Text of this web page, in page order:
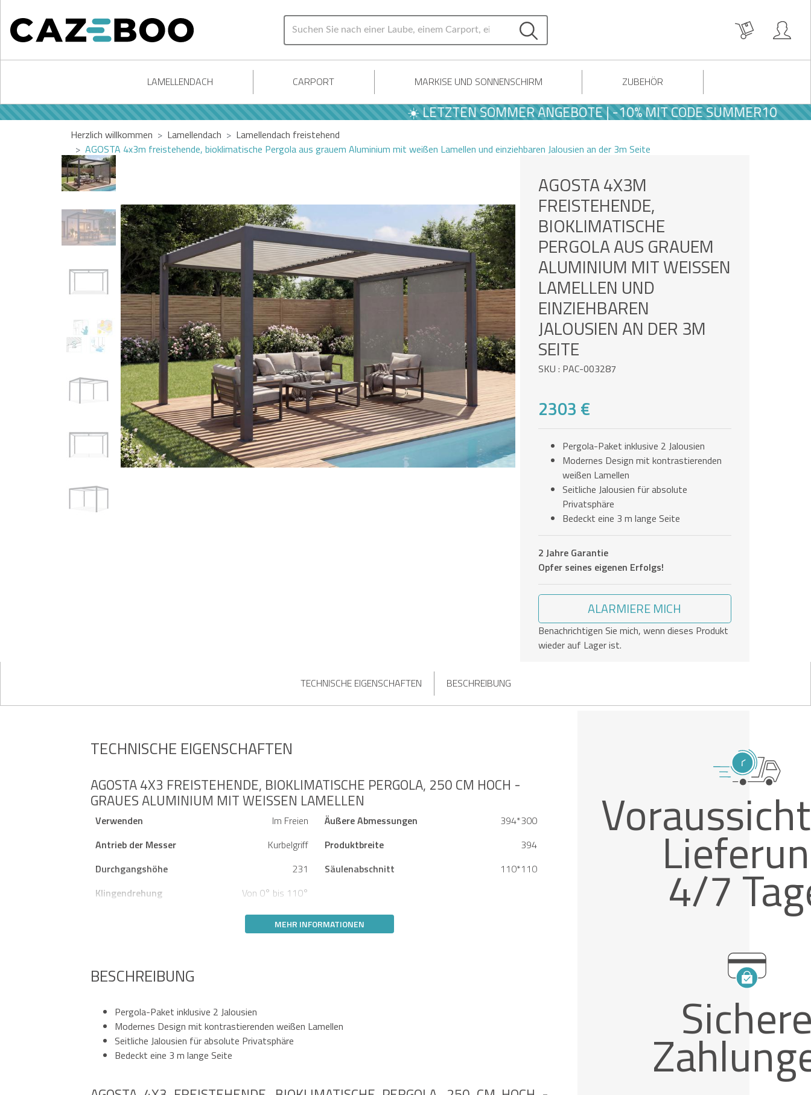
LAMELLENDACH CARPORT MARKISE UND SONNENSCHIRM ZUBEHÖR
☀️ LETZTEN SOMMER ANGEBOTE | -10% MIT CODE SUMMER10
Herzlich willkommen Lamellendach
Lamellendach freistehend
AGOSTA 4x3m freistehende, bioklimatische Pergola aus grauem Aluminium mit weißen Lamellen und einziehbaren Jalousien an der 3m Seite
AGOSTA 4X3M
FREISTEHENDE,
BIOKLIMATISCHE
PERGOLA AUS GRAUEM
ALUMINIUM MIT WEISSEN L
AMELLEN UND E
INZIEHBAREN J
ALOUSIEN AN DER 3M S
EITE
SKU : PAC-003287
2303 €
Pergola-Paket inklusive 2 Jalousien
Modernes Design mit kontrastierenden
weißen Lamellen
Seitliche Jalousien für absolute
Privatsphäre
Bedeckt eine 3 m lange Seite
2 Jahre Garantie
Opfer seines eigenen Erfolgs!
ALARMIERE MICH
Benachrichtigen Sie mich, wenn dieses Produkt
wieder auf Lager ist.
TECHNISCHE EIGENSCHAFTEN BESCHREIBUNG
TECHNISCHE EIGENSCHAFTEN
AGOSTA 4X3 FREISTEHENDE, BIOKLIMATISCHE PERGOLA, 250 CM HOCH -
GRAUES ALUMINIUM MIT WEISSEN LAMELLEN
Verwenden Im Freien Äußere Abmessungen
394*300
Antrieb der Messer
Kurbelgriff Produktbreite
394
Durchgangshöhe
231 Säulenabschnitt
110*110
Klingendrehung
Von 0° bis 110°
MEHR INFORMATIONEN
BESCHREIBUNG
Pergola-Paket inklusive 2 Jalousien
Modernes Design mit kontrastierenden weißen Lamellen
Seitliche Jalousien für absolute Privatsphäre
Bedeckt eine 3 m lange Seite
4/7